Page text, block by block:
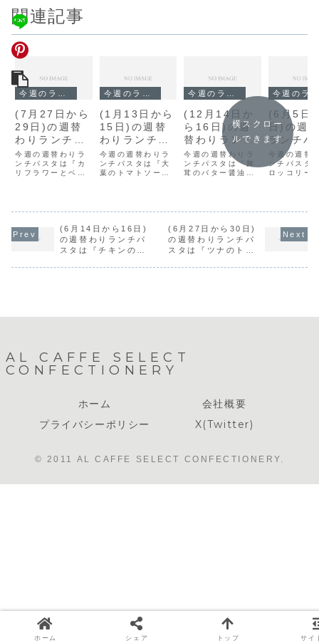
関連記事
(7月27日から
29日)の週替
わりランチパ
スタは『カリ
フラワーとベ
ーコンのバタ
今週の週替わりラ
ンチパスタは『カ
リフラワーとベー
(1月13日から
15日)の週替
わりランチパ
スタは『大葉
のトマトソー
ス』です。
今週の週替わりラ
ンチパスタは『大
葉のトマトソー
(12月14日か
ら16日)の週
替わりランチ
パスタは『舞
茸のバター醤
油』です。
今週の週替わりラ
ンチパスタは『舞
茸のバター醤油』
(6月5日
日)の週
ランチパ
は『ブロ
リーとベ
ンのクリ
今週の週替
ンチパスタ
ロッコリー
横スクロー
ルできます
(6月14日から16日)
の週替わりランチパ
スタは『チキンのガ
(6月27日から30日)
の週替わりランチパ
スタは『ツナのトマ
AL CAFFE SELECT
CONFECTIONERY
ホーム
会社概要
プライバシーポリシー
X(Twitter)
© 2011 AL CAFFE SELECT CONFECTIONERY.
ホーム シェア トップ サイ